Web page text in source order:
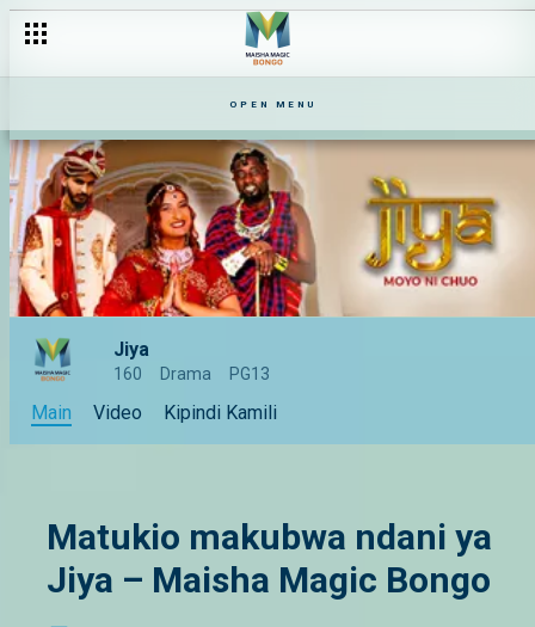
OPEN MENU
Jiya
160 Drama PG13
Main Video Kipindi Kamili
Matukio makubwa ndani ya
Jiya – Maisha Magic Bongo